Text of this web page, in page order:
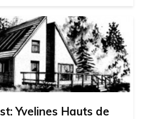
Yvelines Hauts de